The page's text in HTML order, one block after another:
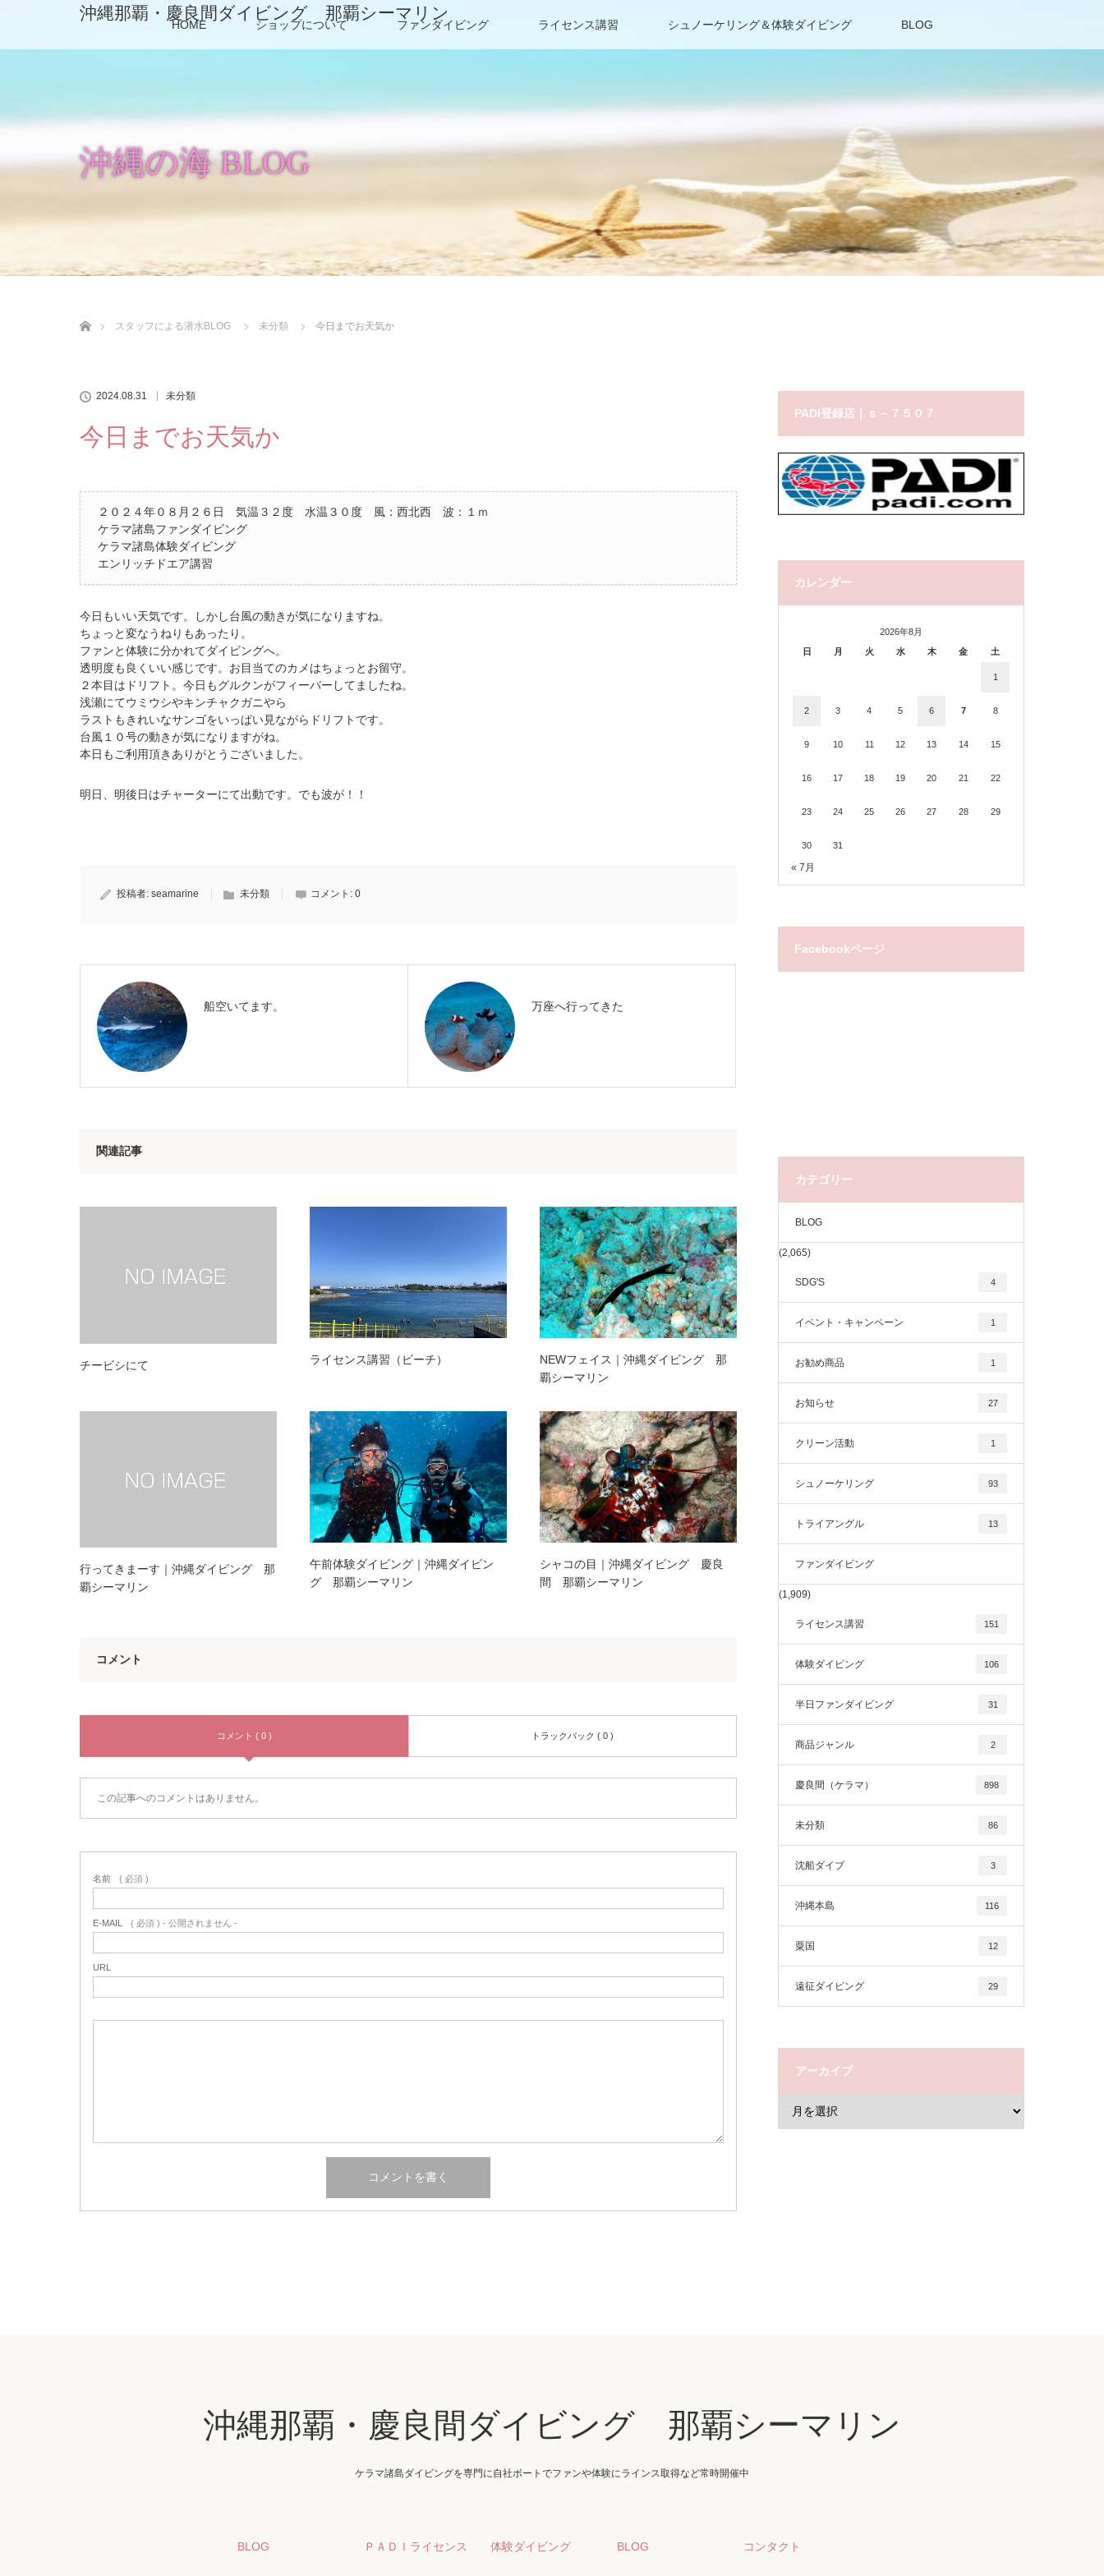
沖縄那覇・慶良間ダイビング 那覇シーマリン
HOME ショップについて ファンダイビング ライセンス講習 シュノーケリング＆体験ダイビング BLOG
沖縄の海 BLOG
スタッフによる潜水BLOG
未分類 今日までお天気か
2024.08.31 未分類
今日までお天気か
２０２４年０８月２６日 気温３２度 水温３０度 風：西北西 波：１ｍ
ケラマ諸島ファンダイビング
ケラマ諸島体験ダイビング
エンリッチドエア講習
今日もいい天気です。しかし台風の動きが気になりますね。
ちょっと変なうねりもあったり。
ファンと体験に分かれてダイビングへ。
透明度も良くいい感じです。お目当てのカメはちょっとお留守。
２本目はドリフト。今日もグルクンがフィーバーしてましたね。
浅瀬にてウミウシやキンチャクガニやら
ラストもきれいなサンゴをいっぱい見ながらドリフトです。
台風１０号の動きが気になりますがね。
本日もご利用頂きありがとうございました。
明日、明後日はチャーターにて出動です。でも波が！！
投稿者: seamarine 未分類 コメント: 0
船空いてます。 万座へ行ってきた
関連記事
チービシにて ライセンス講習（ビーチ）
NEWフェイス｜沖縄ダイビング 那
覇シーマリン
行ってきまーす｜沖縄ダイビング 那
覇シーマリン
午前体験ダイビング｜沖縄ダイビン
グ 那覇シーマリン
シャコの目｜沖縄ダイビング 慶良
間 那覇シーマリン
コメント
コメント ( 0 ) トラックバック ( 0 )
この記事へのコメントはありません。
名前 ( 必須 )
E-MAIL ( 必須 ) - 公開されません -
URL
PADI登録店｜ｓ－７５０７
カレンダー
2026年8月
日
月 火 水 木 金 土
1
2 3 4 5 6 7 8
9 10 11 12 13 14 15
16 17 18 19 20 21 22
23 24 25 26 27 28 29
30 31
« 7月
Facebookページ
カテゴリー
BLOG
(2,065)
SDG'S 4
イベント・キャンペーン 1
お勧め商品 1
お知らせ 27
クリーン活動 1
シュノーケリング 93
トライアングル 13
ファンダイビング
(1,909)
ライセンス講習 151
体験ダイビング 106
半日ファンダイビング 31
商品ジャンル 2
慶良間（ケラマ） 898
未分類 86
沈船ダイブ 3
沖縄本島 116
粟国 12
遠征ダイビング 29
アーカイブ
沖縄那覇・慶良間ダイビング 那覇シーマリン
ケラマ諸島ダイビングを専門に自社ボートでファンや体験にラインス取得など常時開催中
BLOG ＰＡＤＩライセンス 体験ダイビング BLOG コンタクト